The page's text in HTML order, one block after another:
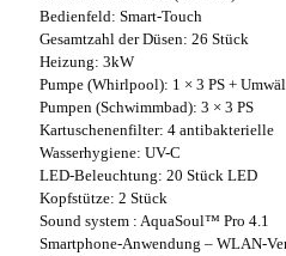
Bedienfeld: Smart-Touch
Gesamtzahl der Düsen: 26 Stück
Heizung: 3kW
Pumpe (Whirlpool): 1 × 3 PS +
Pumpen (Schwimmbad): 3 × 3 PS
Kartuschenenfilter: 4 antibakterielle
Wasserhygiene: UV-C
LED-Beleuchtung: 20 Stück LED
Kopfstütze: 2 Stück
Sound system : AquaSoul™ Pro 4.1
Smartphone-Anwendung – WLAN-